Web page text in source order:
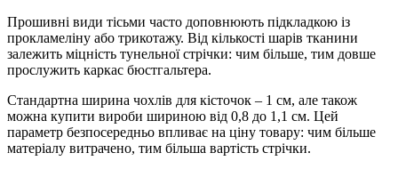
Прошивні види тісьми часто доповнюють підкладкою із
прокламеліну або трикотажу. Від кількості шарів тканини
залежить міцність тунельної стрічки: чим більше, тим довше
прослужить каркас бюстгальтера.
Стандартна ширина чохлів для кісточок – 1 см, але також
можна купити вироби шириною від 0,8 до 1,1 см. Цей
параметр безпосередньо впливає на ціну товару: чим більше
матеріалу витрачено, тим більша вартість стрічки.